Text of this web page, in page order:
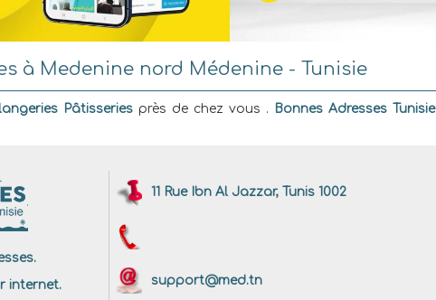
à Medenine nord Médenine - Tunisie
Pâtisseries près de chez vous . Bonnes Adresses Tunisie
internet.
11 Rue Ibn Al Jazzar, Tunis 1002
support@med.tn